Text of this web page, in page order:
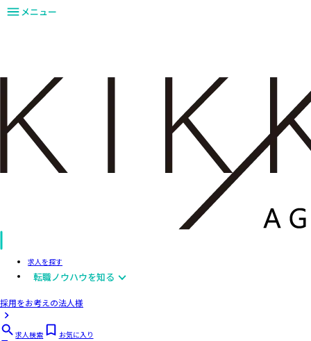
メニュー
求人を探す
転職ノウハウを知る
採用をお考えの法人様
求人検索
お気に入り